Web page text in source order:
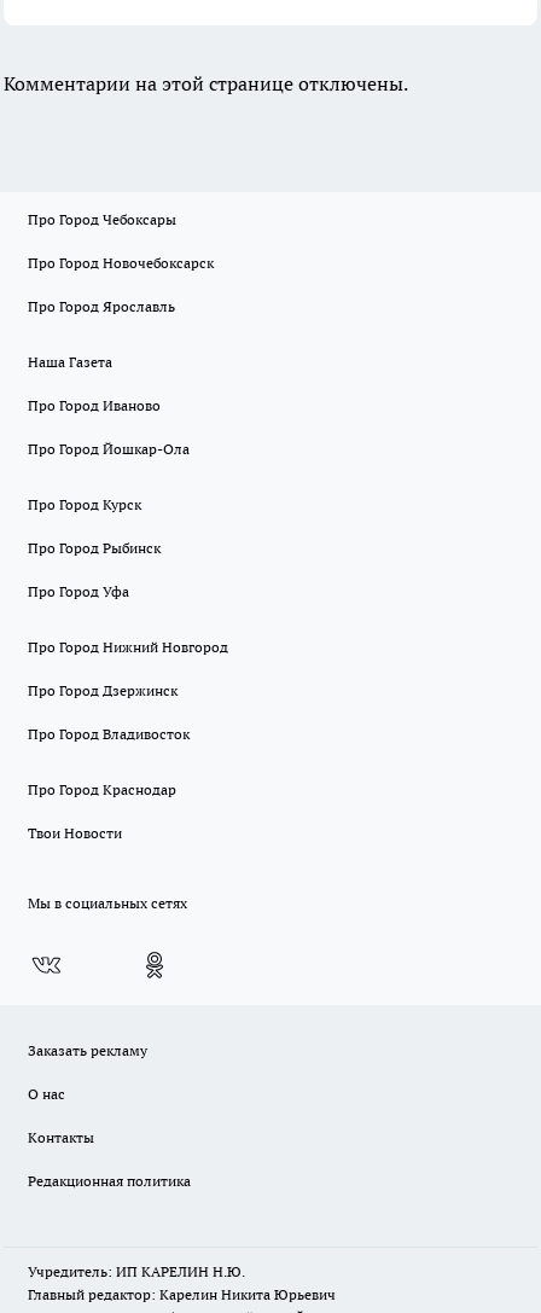
Комментарии на этой странице отключены.
Про Город Чебоксары
Про Город Новочебоксарск
Про Город Ярославль
Наша Газета
Про Город Иваново
Про Город Йошкар-Ола
Про Город Курск
Про Город Рыбинск
Про Город Уфа
Про Город Нижний Новгород
Про Город Дзержинск
Про Город Владивосток
Про Город Краснодар
Твои Новости
Мы в социальных сетях
Заказать рекламу
О нас
Контакты
Редакционная политика
Учредитель: ИП КАРЕЛИН Н.Ю.
Главный редактор: Карелин Никита Юрьевич